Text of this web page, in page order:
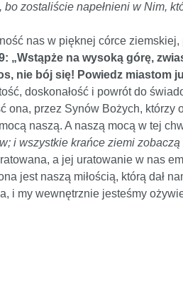
zostaliście napełnieni w Nim,
nas w pięknej córce
„Wstąpże na wysoką górę,
nie bój się! Powiedz miastom
doskonałość i powrót do
przez Synów Bożych, którzy
naszą. A naszą mocą w tej
i wszystkie krańce ziemi
a jej uratowanie w nas
jest naszą miłością, którą dał
i my wewnętrznie jesteśmy